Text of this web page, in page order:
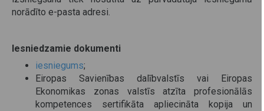
norādīto e-pasta adresi.
Iesniedzamie dokumenti
iesniegums;
Eiropas Savienības dalībvalstīs vai Eiropas
Ekonomikas zonas valstīs atzīta profesionālās
kompetences sertifikāta apliecināta kopija un